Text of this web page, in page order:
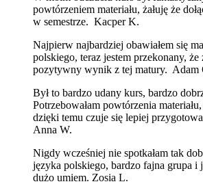
powtórzeniem materiału, żałuję że
w semestrze. Kacper K.
Najpierw najbardziej obawiałem się
polskiego, teraz jestem przekonany, że
pozytywny wynik z tej matury. Adam
Był to bardzo udany kurs, bardzo
Potrzebowałam powtórzenia
dzięki temu czuje się lepiej
Anna W.
Nigdy wcześniej nie spotkałam tak
języka polskiego, bardzo fajna grupa i
dużo umiem. Zosia L.